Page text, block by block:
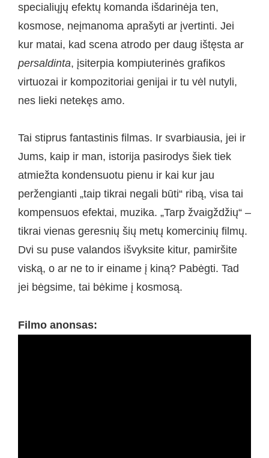
specialiųjų efektų komanda išdarinėja ten,
kosmose, neįmanoma aprašyti ar įvertinti. Jei
kur matai, kad scena atrodo per daug ištęsta ar
persaldinta, įsiterpia kompiuterinės grafikos
virtuozai ir kompozitoriai genijai ir tu vėl nutyli,
nes lieki netekęs amo.
Tai stiprus fantastinis filmas. Ir svarbiausia, jei ir
Jums, kaip ir man, istorija pasirodys šiek tiek
atmiežta kondensuotu pienu ir kai kur jau
peržengianti „taip tikrai negali būti“ ribą, visa tai
kompensuos efektai, muzika. „Tarp žvaigždžių“ –
tikrai vienas geresnių šių metų komercinių filmų.
Dvi su puse valandos išvyksite kitur, pamiršite
viską, o ar ne to ir einame į kiną? Pabėgti. Tad
jei bėgsime, tai bėkime į kosmosą.
Filmo anonsas: